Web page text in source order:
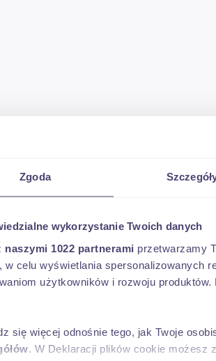
Zgoda
wykorzystanie Twoich danych
naszymi 1022 partnerami przetwarzamy
w celu wyświetlania spersonalizowanych
użytkowników i rozwoju
się więcej odnośnie tego, jak Twoje
. W Deklaracji plików cookie możesz